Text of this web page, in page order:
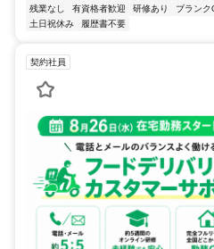
残業なし
有資格者歓迎 研修あり ブランク
土日祝休み
履歴書不要
契約社員